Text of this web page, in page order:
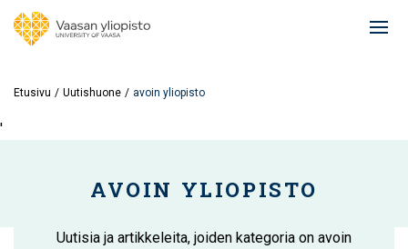
Etusivu Uutishuone avoin yliopisto
'
AVOIN YLIOPISTO
Uutisia ja artikkeleita, joiden kategoria on avoin